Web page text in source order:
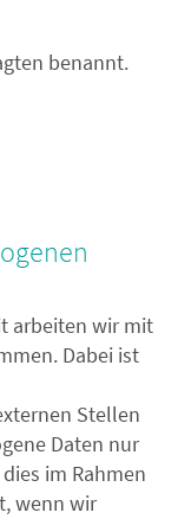
benannt.
arbeiten wir mit
Dabei ist
Stellen
Daten nur
im Rahmen
wenn wir